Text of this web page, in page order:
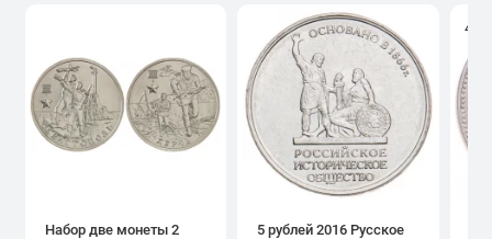
Набор две монеты 2
5 рублей 2016 Русское
4.0